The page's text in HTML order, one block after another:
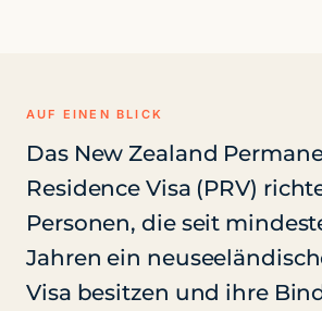
AUF EINEN BLICK
Das New Zealand
Residence Visa (PRV)
Personen, die seit
Jahren ein
Visa besitzen und ihre